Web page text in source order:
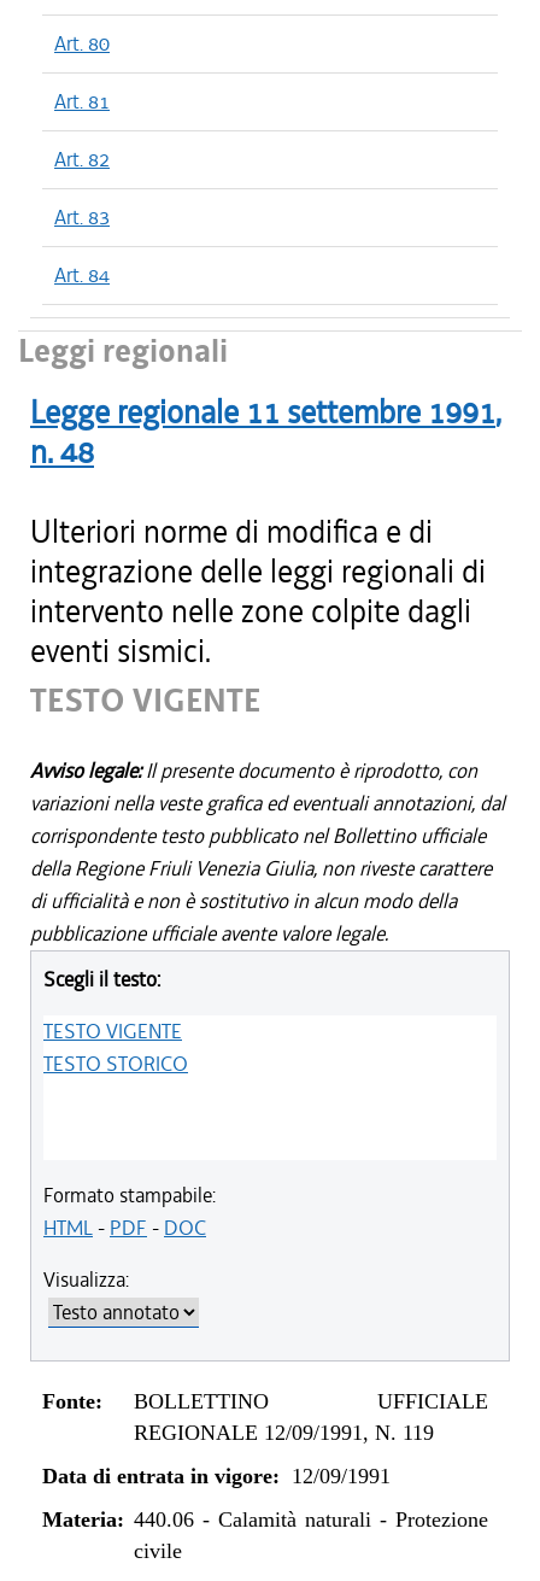
Art. 80
Art. 81
Art. 82
Art. 83
Art. 84
Leggi regionali
Legge regionale 11 settembre 1991,
n.48
Ulteriori norme di modifica e di
integrazione delle leggi regionali di
intervento nelle zone colpite dagli
eventi sismici.
TESTO VIGENTE
Avviso legale:Il presente documento è riprodotto, con
variazioni nella veste grafica ed eventuali annotazioni, dal
corrispondente testo pubblicato nel Bollettino ufficiale
della Regione Friuli Venezia Giulia, non riveste carattere
di ufficialità e non è sostitutivo in alcun modo della
pubblicazione ufficiale avente valore legale.
Scegli il testo:
TESTO VIGENTE
TESTO STORICO
Formato stampabile:
HTML- PDF - DOC
Visualizza:
Fonte:
BOLLETTINO UFFICIALE
REGIONALE 12/09/1991, N. 119
Data di entrata in vigore: 12/09/1991
Materia: 440.06- Calamità naturali - Protezione
civile